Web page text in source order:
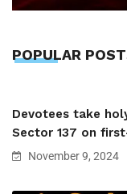
POPULAR
Devotees take
Sector 137 on
November 9, 2024